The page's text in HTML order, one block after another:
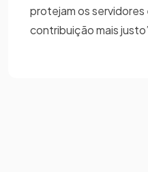
protejam os servidores
contribuição mais